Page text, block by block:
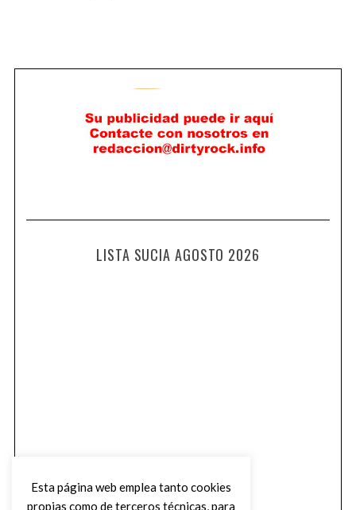
LISTA SUCIA AGOSTO 2026
Esta página web emplea tanto cookies
propias como de terceros técnicas, para